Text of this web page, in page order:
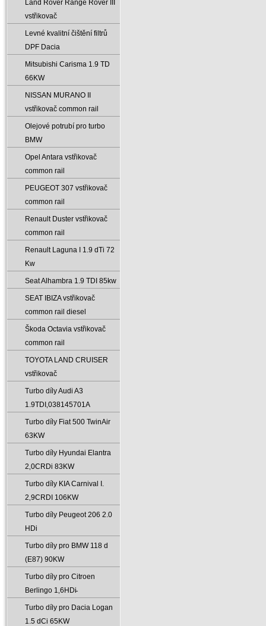
Land Rover Range Rover III
vstřikovač
Levné kvalitní čištění filtrů
DPF Dacia
Mitsubishi Carisma 1.9 TD
66KW
NISSAN MURANO II
vstřikovač common rail
Olejové potrubí pro turbo
BMW
Opel Antara vstřikovač
common rail
PEUGEOT 307 vstřikovač
common rail
Renault Duster vstřikovač
common rail
Renault Laguna I 1.9 dTi 72
Kw
Seat Alhambra 1.9 TDI 85kw
SEAT IBIZA vstřikovač
common rail diesel
Škoda Octavia vstřikovač
common rail
TOYOTA LAND CRUISER
vstřikovač
Turbo díly Audi A3
1.9TDI‚038145701A
Turbo díly Fiat 500 TwinAir
63KW
Turbo díly Hyundai Elantra
2‚0CRDi 83KW
Turbo díly KIA Carnival I.
2‚9CRDI 106KW
Turbo díly Peugeot 206 2.0
HDi
Turbo díly pro BMW 118 d
(E87) 90KW
Turbo díly pro Citroen
Berlingo 1‚6HDi̵
Turbo díly pro Dacia Logan
1.5 dCi 65KW